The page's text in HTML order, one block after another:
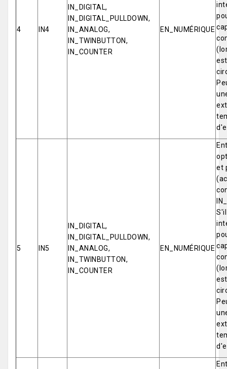
4 IN4
IN_DIGITAL,
IN_DIGITAL_PULLDOWN,
IN_ANALOG,
IN_TWINBUTTON,
IN_COUNTER
EN_NUMÉRIQUE
5 IN5
IN_DIGITAL,
IN_DIGITAL_PULLDOWN,
IN_ANALOG,
IN_TWINBUTTON,
IN_COUNTER
EN_NUMÉRIQUE
et